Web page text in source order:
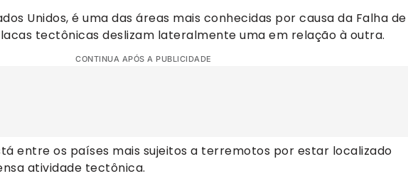
Unidos, é uma das áreas mais conhecidas por causa da Falha de
tectônicas deslizam lateralmente uma em relação à outra.
CONTINUA APÓS A PUBLICIDADE
entre os países mais sujeitos a terremotos por estar localizado
atividade tectônica.